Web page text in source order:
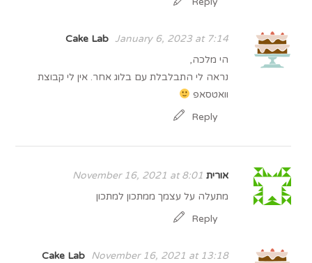
Cake Lab January 6, 2023 at 7:14
הי מלכה,
נראה לי התבלבלת עם בלוג אחר. אין לי קבוצת
וואטסאפ
Reply
אורית November 16, 2021 at 8:01
מתעלה על עצמך ממתכון למתכון
Reply
Cake Lab
November 16, 2021 at 13:18